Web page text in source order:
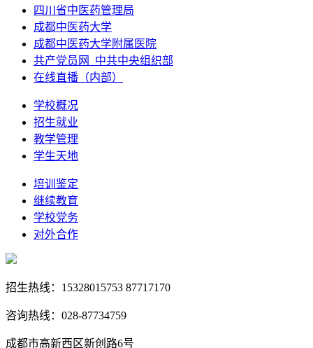
四川省中医药管理局
成都中医药大学
成都中医药大学附属医院
共产党员网_中共中央组织部
在线直播（内部）
学校概况
招生就业
教学管理
学生天地
培训鉴定
继续教育
学校党务
对外合作
招生热线：15328015753 87717170
咨询热线：028-87734759
成都市高新西区新创路6号